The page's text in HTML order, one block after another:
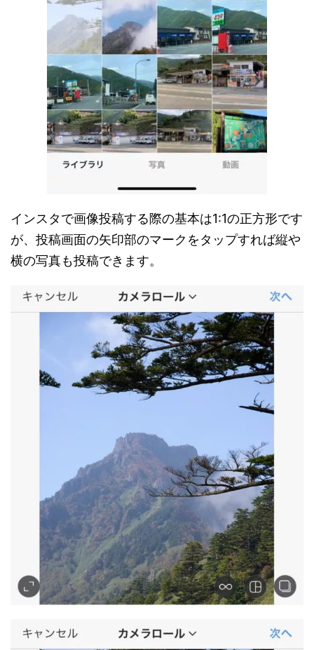
インスタで画像投稿する際の基本は1:1の正方形です
が、投稿画面の矢印部のマークをタップすれば縦や
横の写真も投稿できます。